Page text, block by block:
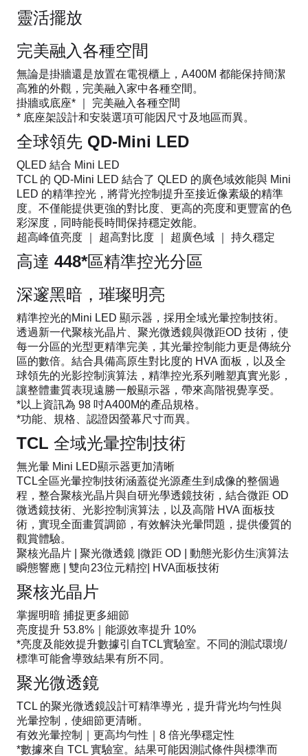
靈活擺放
完美融入各種空間
無論是掛牆還是放置在電視櫃上，A400M 都能保持簡潔
高雅的外觀，完美融入家中各種空間。
掛牆或底座* ｜ 完美融入各種空間
* 底座架設計和安裝選項可能因尺寸及地區而異。
全球領先 QD-Mini LED
QLED 結合 Mini LED
TCL 的 QD-Mini LED 結合了 QLED 的廣色域效能與 Mini
LED 的精準控光，將背光控制提升至接近像素級的精準
度。不僅能提供更強的對比度、更高的亮度和更豐富的色
彩深度，同時能長時間保持穩定效能。
超高峰值亮度 ｜ 超高對比度 ｜ 超廣色域 ｜ 持久穩定
高達 448*區精準控光分區
深邃黑暗，璀璨明亮
精準控光的Mini LED 顯示器，採用全域光暈控制技術。
透過新一代聚核光晶片、聚光微透鏡與微距OD 技術，使
每一分區的光型更精準完美，其光暈控制能力更是傳統分
區的數倍。結合具備高原生對比度的 HVA 面板，以及全
球領先的光影控制演算法，精準控光系列雕塑真實光影，
讓整體畫質表現遠勝一般顯示器，帶來高階視覺享受。
*以上資訊為 98 吋A400M的產品規格。
*功能、規格、認證因螢幕尺寸而異。
TCL 全域光暈控制技術
無光暈 Mini LED顯示器更加清晰
TCL全區光暈控制技術涵蓋從光源產生到成像的整個過
程，整合聚核光晶片與自研光學透鏡技術，結合微距 OD
微透鏡技術、光影控制演算法，以及高階 HVA 面板技
術，實現全面畫質調節，有效解決光暈問題，提供優質的
觀賞體驗。
聚核光晶片 | 聚光微透鏡 |微距 OD | 動態光影仿生演算法
瞬態響應 | 雙向23位元精控| HVA面板技術
聚核光晶片
掌握明暗 捕捉更多細節
亮度提升 53.8%｜能源效率提升 10%
*亮度及能效提升數據引自TCL實驗室。不同的測試環境/
標準可能會導致結果有所不同。
聚光微透鏡
TCL 的聚光微透鏡設計可精準導光，提升背光均勻性與
光暈控制，使細節更清晰。
有效光暈控制｜更高均勻性｜8 倍光學穩定性
*數據來自 TCL 實驗室。結果可能因測試條件與標準而